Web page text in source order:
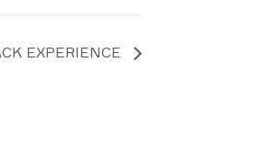
EXPERIENCE